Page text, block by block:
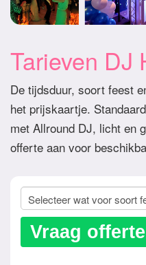
Tarieven DJ
De tijdsduur, soort feest
het prijskaartje.
met Allround DJ, licht en
offerte aan voor
Vraag